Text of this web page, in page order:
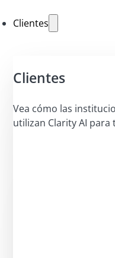
Clientes
Clientes
Vea cómo las
utilizan Clarity AI para